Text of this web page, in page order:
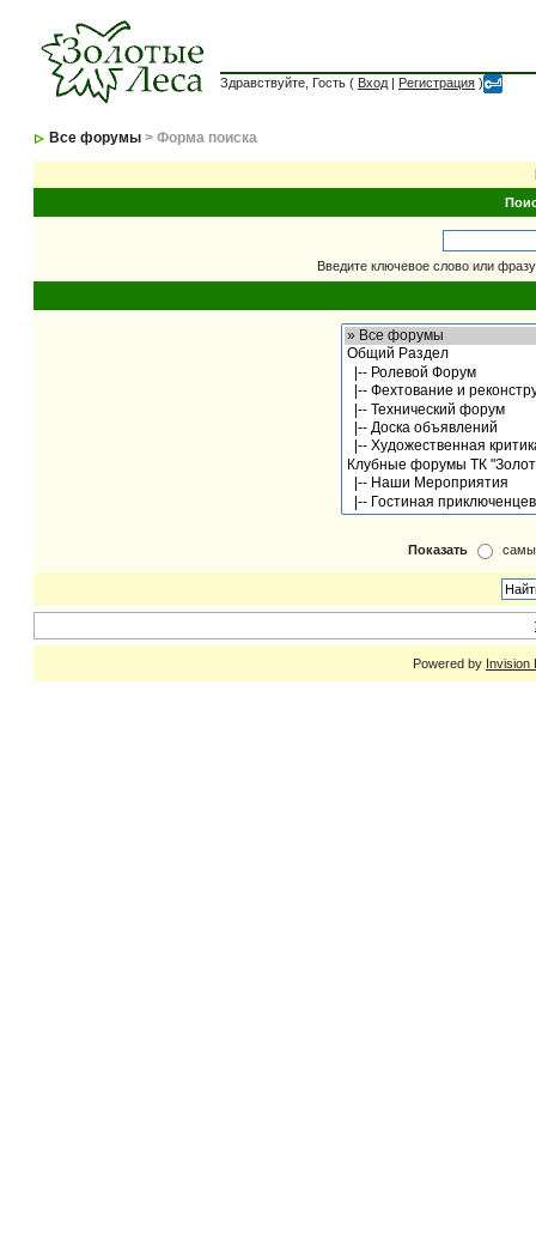
Здравствуйте, Гость ( Вход | Регистрация )
Все форумы > Форма поиска
Введите ключевое слово или
Показать
Powered by Invision